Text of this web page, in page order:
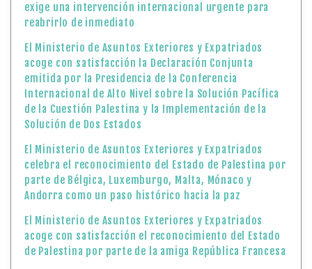
exige una intervención internacional urgente para
reabrirlo de inmediato
El Ministerio de Asuntos Exteriores y Expatriados
acoge con satisfacción la Declaración Conjunta
emitida por la Presidencia de la Conferencia
Internacional de Alto Nivel sobre la Solución Pacífica
de la Cuestión Palestina y la Implementación de la
Solución de Dos Estados
El Ministerio de Asuntos Exteriores y Expatriados
celebra el reconocimiento del Estado de Palestina por
parte de Bélgica, Luxemburgo, Malta, Mónaco y
Andorra como un paso histórico hacia la paz
El Ministerio de Asuntos Exteriores y Expatriados
acoge con satisfacción el reconocimiento del Estado
de Palestina por parte de la amiga República Francesa